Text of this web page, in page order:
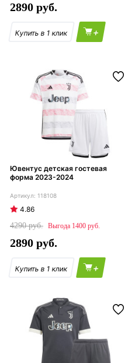
2890
+
Ювентус детская гостевая
форма 2023-2024
118108
4.86
4290
1400
2890
+